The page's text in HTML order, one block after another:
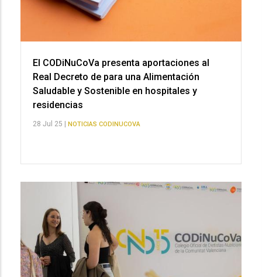
El CODiNuCoVa presenta aportaciones al
Real Decreto de para una Alimentación
Saludable y Sostenible en hospitales y
residencias
28 Jul 25 | NOTICIAS CODINUCOVA